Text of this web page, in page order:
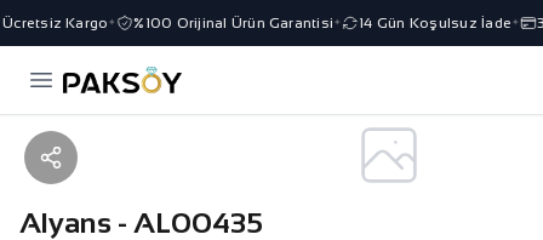
Kargo✦ %100 Orijinal Ürün Garantisi ✦ 14 Gün Koşulsuz İade✦ 3
Alyans - AL00435